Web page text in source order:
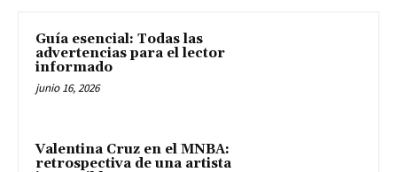
Guía esencial: Todas las
advertencias para el lector
informado
junio 16, 2026
Valentina Cruz en el MNBA:
retrospectiva de una artista